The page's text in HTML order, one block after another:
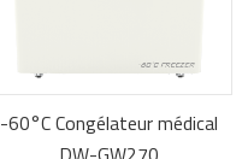
-60°C Congélateur médical